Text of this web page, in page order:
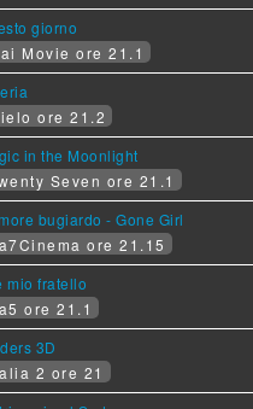
giorno
Movie ore 21.1
ore 21.2
in the Moonlight
Seven ore 21.1
bugiardo - Gone Girl
ore 21.15
mio fratello
ore 21.1
3D
2 ore 21